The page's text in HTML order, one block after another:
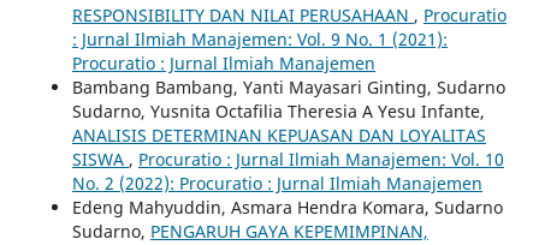
RESPONSIBILITY DAN NILAI PERUSAHAAN , Procuratio
: Jurnal Ilmiah Manajemen: Vol. 9 No. 1 (2021):
Procuratio : Jurnal Ilmiah Manajemen
Bambang Bambang, Yanti Mayasari Ginting, Sudarno
Sudarno, Yusnita Octafilia Theresia A Yesu Infante,
ANALISIS DETERMINAN KEPUASAN DAN LOYALITAS
SISWA , Procuratio : Jurnal Ilmiah Manajemen: Vol. 10
No. 2 (2022): Procuratio : Jurnal Ilmiah Manajemen
Edeng Mahyuddin, Asmara Hendra Komara, Sudarno
Sudarno, PENGARUH GAYA KEPEMIMPINAN,